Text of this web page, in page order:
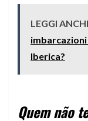
LEGGI
Iberica?
Quem não